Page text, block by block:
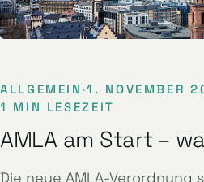
ALLGEMEIN ·1. NOVEMBER
1 MIN LESEZEIT
AMLA am Start –
Die neue AMLA-Verordnung